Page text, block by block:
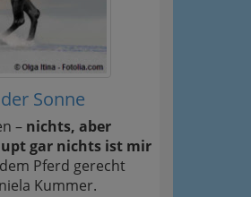
Sonne
– nichts, aber
gar nichts ist mir
Pferd gerecht
Kummer.